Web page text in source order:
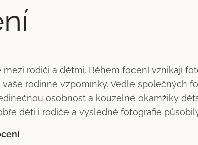
rodiči a dětmi. Během focení vznikají
rodinné vzpomínky. Vedle společných
osobnost a kouzelné okamžiky
děti i rodiče a výsledné fotografie